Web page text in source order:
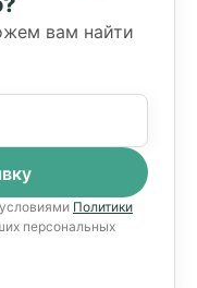
вам найти
Политики
персональных